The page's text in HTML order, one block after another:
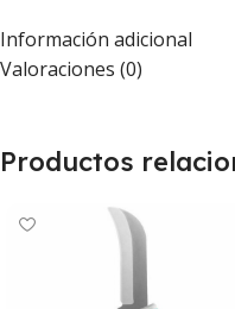
Información adicional
Valoraciones (0)
Productos